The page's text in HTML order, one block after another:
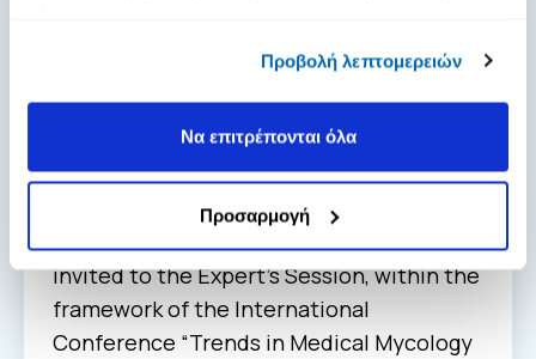
Προβολή λεπτομερειών
Να επιτρέπονται όλα
Προσαρμογή
I receive cancer therapy and my
mouth is dry, I can't eat. Could this
be a yeast infection?
Events, Seminars, & Publications
Professor Ourania Nicolatou-Galitis was
invited to the Expert’s Session, within the
framework of the International
Conference “Trends in Medical Mycology